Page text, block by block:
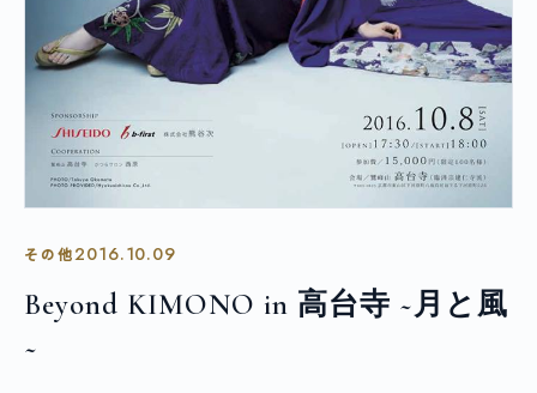
その他2016.10.09
Beyond KIMONO in 高台寺 ~月と風
~